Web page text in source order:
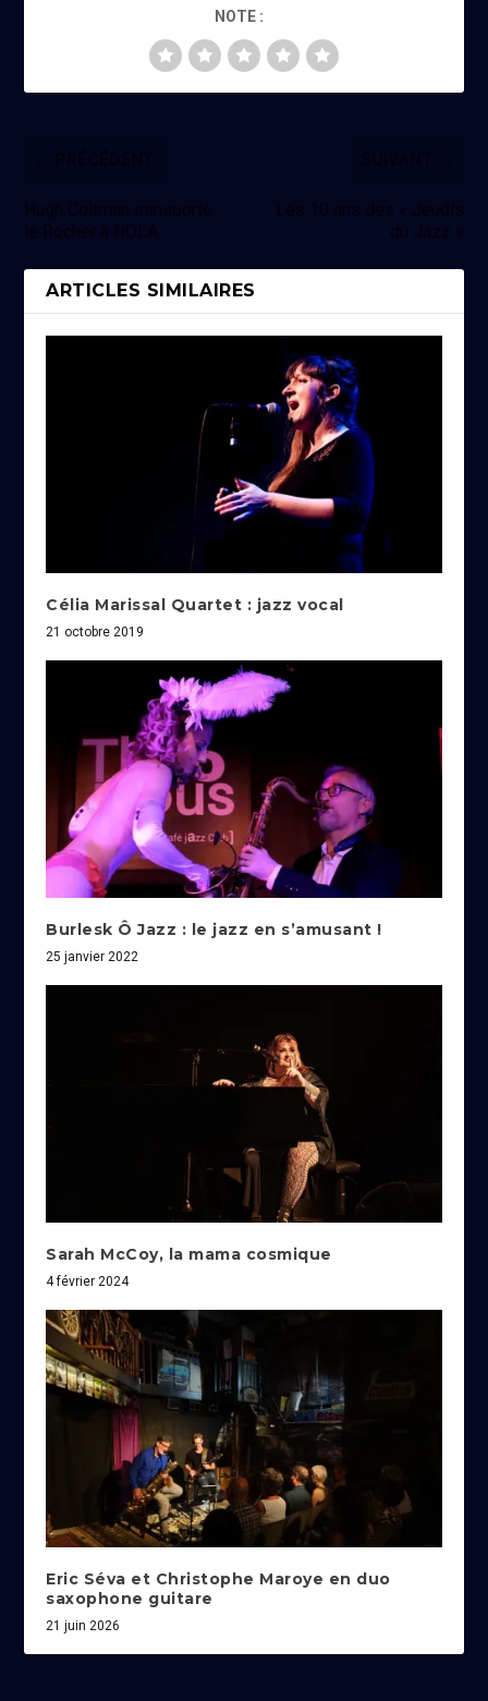
NOTE :
Hugh Coltman transporte
le Rocher à NOLA
Les 10 ans des « Jeudis
du Jazz »
ARTICLES SIMILAIRES
Célia Marissal Quartet : jazz vocal
21 octobre 2019
Burlesk Ô Jazz : le jazz en s’amusant !
25 janvier 2022
Sarah McCoy, la mama cosmique
4 février 2024
Eric Séva et Christophe Maroye en duo
saxophone guitare
21 juin 2026